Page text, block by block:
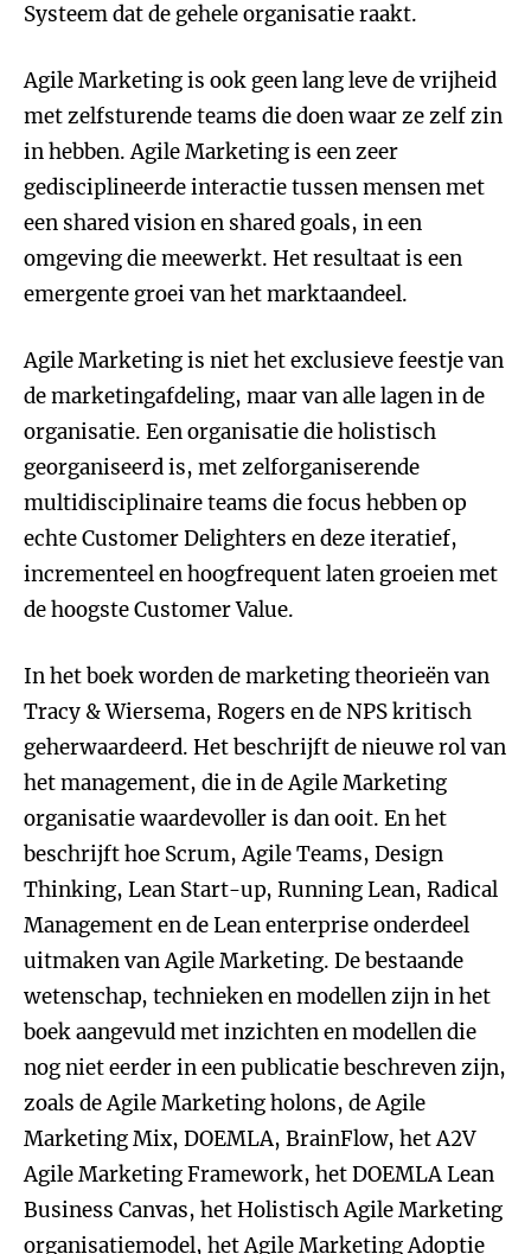
Systeem dat de gehele organisatie raakt.
Agile Marketing is ook geen lang leve de vrijheid
met zelfsturende teams die doen waar ze zelf zin
in hebben. Agile Marketing is een zeer
gedisciplineerde interactie tussen mensen met
een shared vision en shared goals, in een
omgeving die meewerkt. Het resultaat is een
emergente groei van het marktaandeel.
Agile Marketing is niet het exclusieve feestje van
de marketingafdeling, maar van alle lagen in de
organisatie. Een organisatie die holistisch
georganiseerd is, met zelforganiserende
multidisciplinaire teams die focus hebben op
echte Customer Delighters en deze iteratief,
incrementeel en hoogfrequent laten groeien met
de hoogste Customer Value.
In het boek worden de marketing theorieën van
Tracy & Wiersema, Rogers en de NPS kritisch
geherwaardeerd. Het beschrijft de nieuwe rol van
het management, die in de Agile Marketing
organisatie waardevoller is dan ooit. En het
beschrijft hoe Scrum, Agile Teams, Design
Thinking, Lean Start-up, Running Lean, Radical
Management en de Lean enterprise onderdeel
uitmaken van Agile Marketing. De bestaande
wetenschap, technieken en modellen zijn in het
boek aangevuld met inzichten en modellen die
nog niet eerder in een publicatie beschreven zijn,
zoals de Agile Marketing holons, de Agile
Marketing Mix, DOEMLA, BrainFlow, het A2V
Agile Marketing Framework, het DOEMLA Lean
Business Canvas, het Holistisch Agile Marketing
organisatiemodel, het Agile Marketing Adoptie